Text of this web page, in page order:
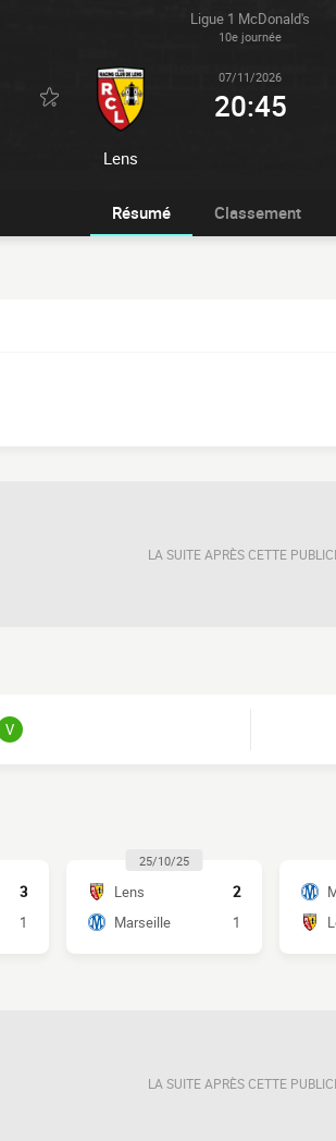
Ligue 1 McDonald's
10e journée
Lens
07/11/2026
20:45
Résumé Classement
LA SUITE APRÈS CETTE
V
3
1
25/10/25
Lens
2
Marseille
1
LA SUITE APRÈS CETTE